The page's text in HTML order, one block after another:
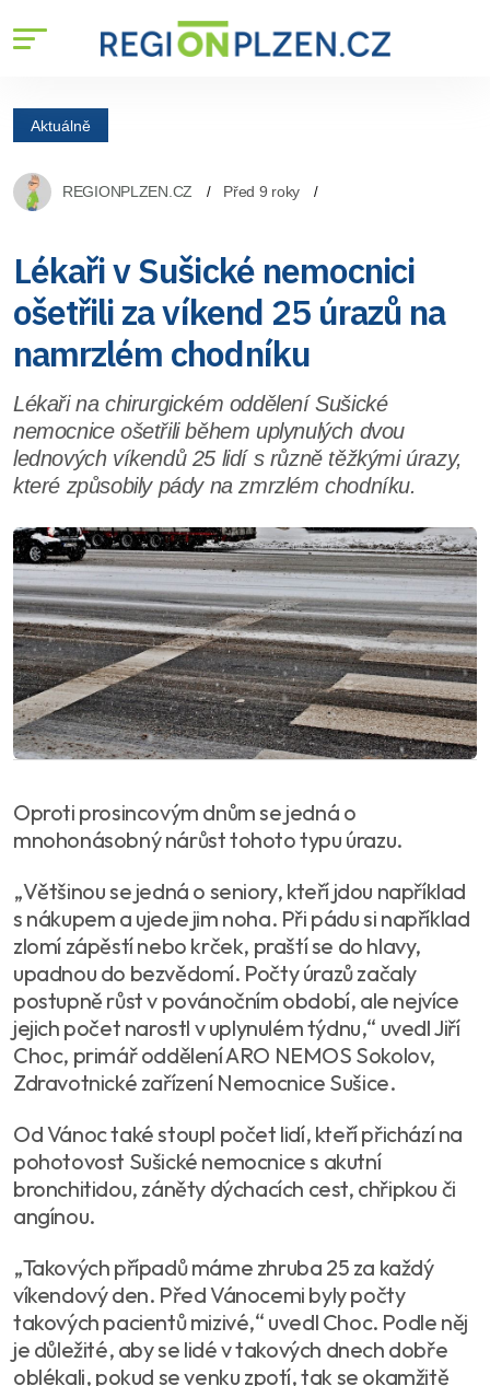
Aktuálně
REGIONPLZEN.CZ Před 9 roky
Lékaři v Sušické nemocnici
ošetřili za víkend 25 úrazů na
namrzlém chodníku
Lékaři na chirurgickém oddělení Sušické
nemocnice ošetřili během uplynulých dvou
lednových víkendů 25 lidí s různě těžkými úrazy,
které způsobily pády na zmrzlém chodníku.
Oproti prosincovým dnům se jedná o
mnohonásobný nárůst tohoto typu úrazu.
„Většinou se jedná o seniory, kteří jdou například
s nákupem a ujede jim noha. Při pádu si například
zlomí zápěstí nebo krček, praští se do hlavy,
upadnou do bezvědomí. Počty úrazů začaly
postupně růst v povánočním období, ale nejvíce
jejich počet narostl v uplynulém týdnu,“ uvedl Jiří
Choc, primář oddělení ARO NEMOS Sokolov,
Zdravotnické zařízení Nemocnice Sušice.
Od Vánoc také stoupl počet lidí, kteří přichází na
pohotovost Sušické nemocnice s akutní
bronchitidou, záněty dýchacích cest, chřipkou či
angínou.
„Takových případů máme zhruba 25 za každý
víkendový den. Před Vánocemi byly počty
takových pacientů mizivé,“ uvedl Choc. Podle něj
je důležité, aby se lidé v takových dnech dobře
oblékali, pokud se venku zpotí, tak se okamžitě